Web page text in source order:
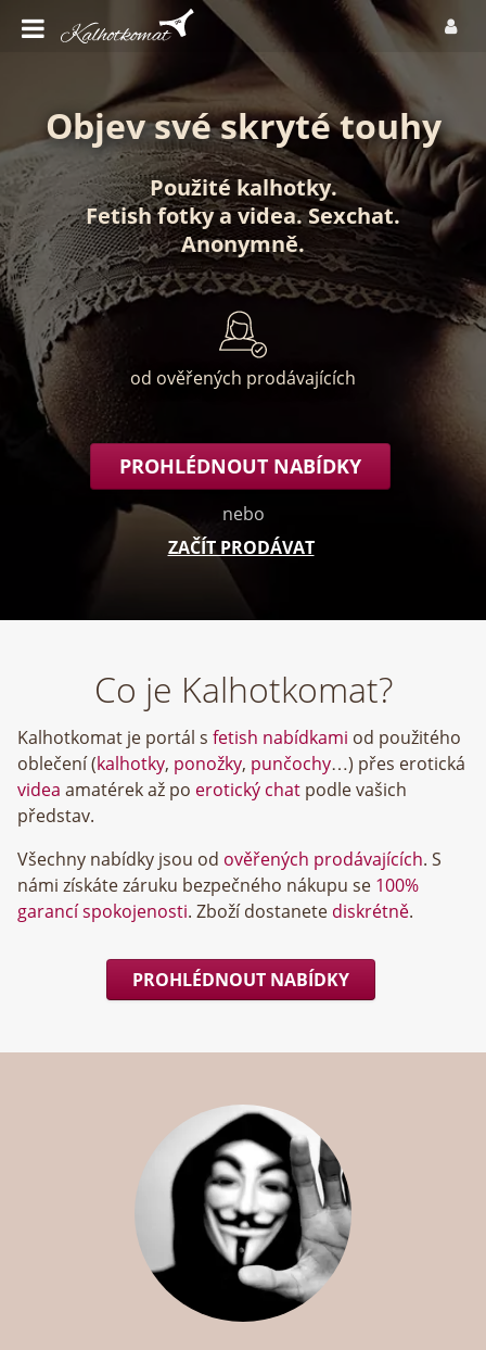
Objev své skryté touhy
Použité kalhotky.
Fetish fotkyavidea.Sexchat.
Anonymně.
od ověřených prodávajících
PROHLÉDNOUT NABÍDKY
nebo
ZAČÍT PRODÁVAT
Co je Kalhotkomat?
Kalhotkomat je portál s fetish nabídkami od použitého
oblečení (kalhotky, ponožky, punčochy…) přes erotická
videa amatérek až po erotický chat podle vašich
představ.
Všechny nabídky jsou od ověřených prodávajících. S
námi získáte záruku bezpečného nákupu se 100%
garancí spokojenosti. Zboží dostanete diskrétně.
PROHLÉDNOUT NABÍDKY